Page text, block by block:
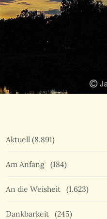
Aktuell (8.891)
Am Anfang (184)
An die Weisheit (1.623)
Dankbarkeit (245)